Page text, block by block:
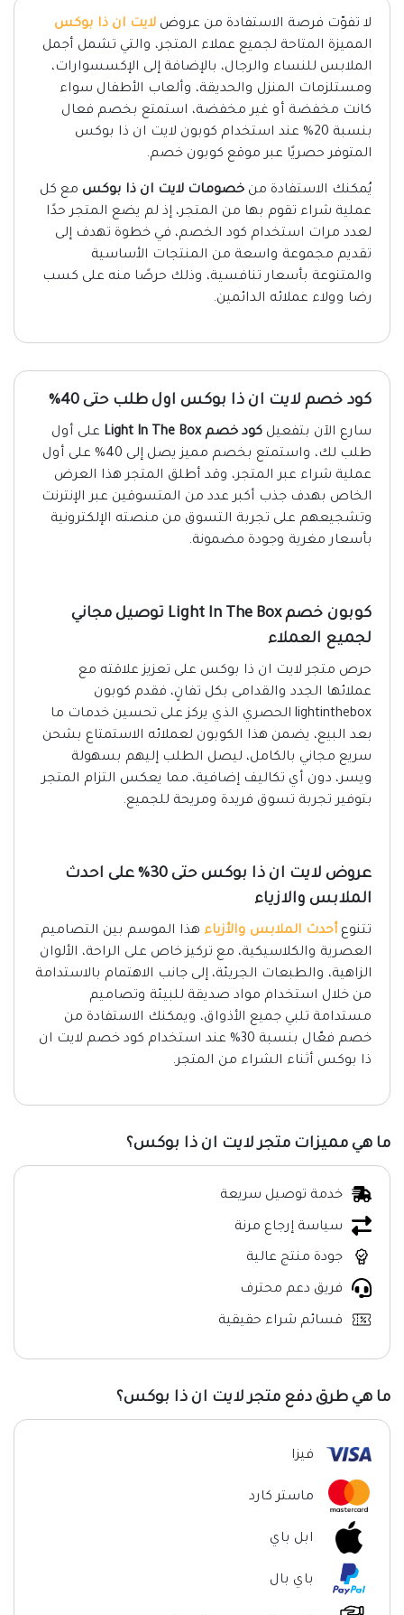
لا تفوّت فرصة الاستفادة من عروض لايت ان ذا بوكس
المميزة المتاحة لجميع عملاء المتجر، والتي تشمل أجمل
الملابس للنساء والرجال، بالإضافة إلى الإكسسوارات،
ومستلزمات المنزل والحديقة، وألعاب الأطفال سواء
كانت مخفضة أو غير مخفضة، استمتع بخصم فعال
بنسبة 20% عند استخدام كوبون لايت ان ذا بوكس
المتوفر حصريًا عبر موقع كوبون خصم.
يُمكنك الاستفادة من خصومات لايت ان ذا بوكس مع كل
عملية شراء تقوم بها من المتجر، إذ لم يضع المتجر حدًا
لعدد مرات استخدام كود الخصم، في خطوة تهدف إلى
تقديم مجموعة واسعة من المنتجات الأساسية
والمتنوعة بأسعار تنافسية، وذلك حرصًا منه على كسب
رضا وولاء عملائه الدائمين.
كود خصم لايت ان ذا بوكس اول طلب حتى 40%
سارع الآن بتفعيل كود خصم Light In The Box
على أول
طلب لك، واستمتع بخصم مميز يصل إلى 40% على أول
عملية شراء عبر المتجر، وقد أطلق المتجر هذا العرض
الخاص بهدف جذب أكبر عدد من المتسوقين عبر الإنترنت
وتشجيعهم على تجربة التسوق من منصته الإلكترونية
بأسعار مغرية وجودة مضمونة.
كوبون خصم Light In The Box توصيل مجاني
لجميع العملاء
حرص متجر لايت ان ذا بوكس على تعزيز علاقته مع
عملائها الجدد والقدامى بكل تفانٍ، فقدم كوبون
lightinthebox الحصري الذي يركز على تحسين خدمات ما
بعد البيع، يضمن هذا الكوبون لعملائه الاستمتاع بشحن
سريع مجاني بالكامل، ليصل الطلب إليهم بسهولة
ويسر، دون أي تكاليف إضافية، مما يعكس التزام المتجر
بتوفير تجربة تسوق فريدة ومريحة للجميع.
عروض لايت ان ذا بوكس حتى 30% على احدث
الملابس والازياء
تتنوع أحدث الملابس والأزياء هذا الموسم بين التصاميم
العصرية والكلاسيكية، مع تركيز خاص على الراحة، الألوان
الزاهية، والطبعات الجريئة، إلى جانب الاهتمام بالاستدامة
من خلال استخدام مواد صديقة للبيئة وتصاميم
مستدامة تلبي جميع الأذواق، ويمكنك الاستفادة من
خصم فعّال بنسبة 30% عند استخدام كود خصم لايت ان
ذا بوكس أثناء الشراء من المتجر.
ما هي مميزات متجر لايت ان ذا بوكس؟
خدمة توصيل سريعة
سياسة إرجاع مرنة
جودة منتج عالية
فريق دعم محترف
قسائم شراء حقيقية
ما هي طرق دفع متجر لايت ان ذا بوكس؟
فيزا
ماستر كارد
ابل باي
باي بال